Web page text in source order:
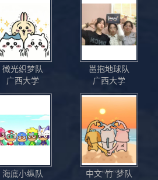
微光织梦队
广西大学
邕抱地球队
广西大学
海底小纵队
中文“竹”梦队